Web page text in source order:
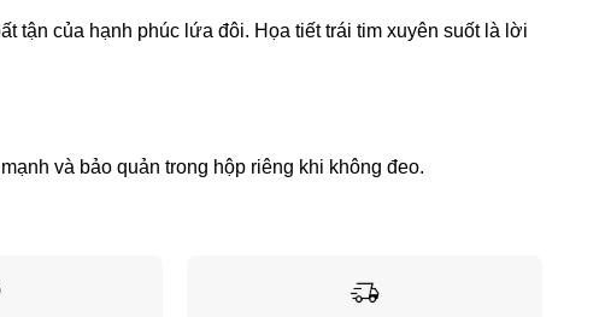
tận của hạnh phúc lứa đôi. Họa tiết trái tim xuyên suốt là lời
và bảo quản trong hộp riêng khi không đeo.